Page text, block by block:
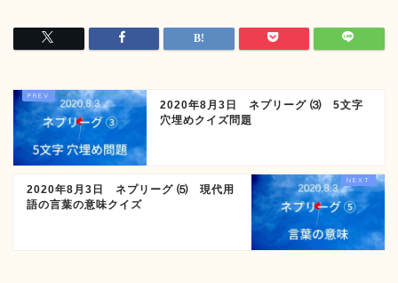
2020年8月3日 ネプリーグ ⑶ 5文字
穴埋めクイズ問題
2020年8月3日 ネプリーグ ⑸ 現代用
語の言葉の意味クイズ